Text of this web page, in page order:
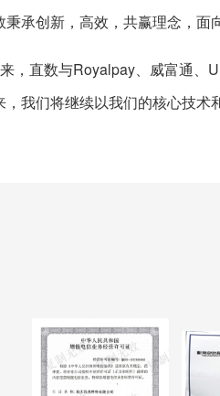
秉承创新，高效，共赢理念，面
，直数与Royalpay、威富通、
，我们将继续以我们的核心技术